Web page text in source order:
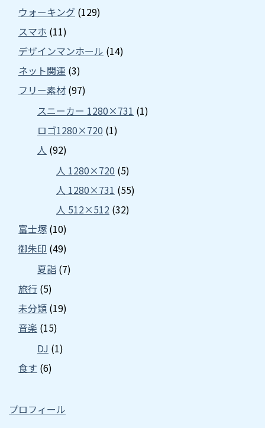
ウォーキング (129)
スマホ (11)
デザインマンホール (14)
ネット関連 (3)
フリー素材 (97)
スニーカー 1280×731 (1)
ロゴ1280×720 (1)
人 (92)
人 1280×720 (5)
人 1280×731 (55)
人 512×512 (32)
富士塚 (10)
御朱印 (49)
夏詣 (7)
旅行 (5)
未分類 (19)
音楽 (15)
DJ (1)
食す (6)
プロフィール